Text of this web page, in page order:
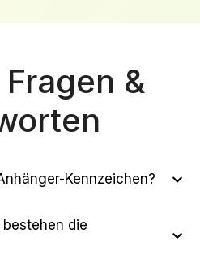
Fragen &
Kennzeichen?
die